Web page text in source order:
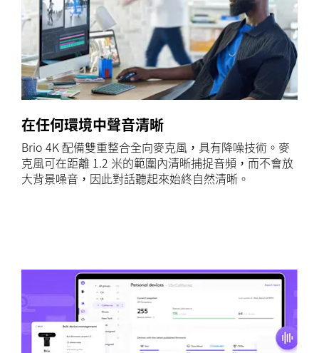
在任何環境中聲音清晰
Brio 4K 配備雙重整合全向麥克風，具有降噪技術。麥
克風可在距離 1.2 米的範圍內清晰捕捉音頻，而不會放
大背景噪音，因此對話聽起來始終自然清晰。